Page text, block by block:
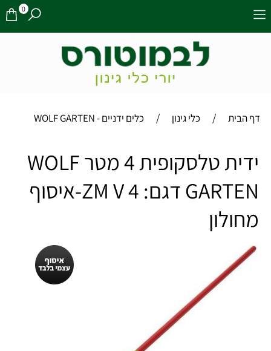
0
דף הבית / כלי גינון / כלים ידניים - WOLF GARTEN
ידית טלסקופית 4 מטר WOLF
GARTEN דגם: ZM V 4-איסוף
מחולון